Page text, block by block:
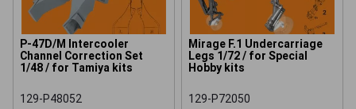
P-47D/M Intercooler
Channel Correction Set
1/48 / for Tamiya kits
129-P48052
Mirage F.1 Undercarriage
Legs 1/72 / for Special
Hobby kits
129-P72050